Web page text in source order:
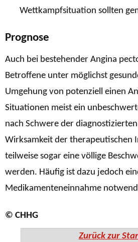
Wettkampfsituation sollten
Prognose
Auch bei bestehender Angina
Betroffene unter möglichst
Umgehung von potenziell einen
Situationen meist ein
nach Schwere der
Wirksamkeit der therapeutischen
teilweise sogar eine völlige
werden. Häufig ist dazu jedoch
Medikamenteneinnahme
© CHHG
Zurück zur